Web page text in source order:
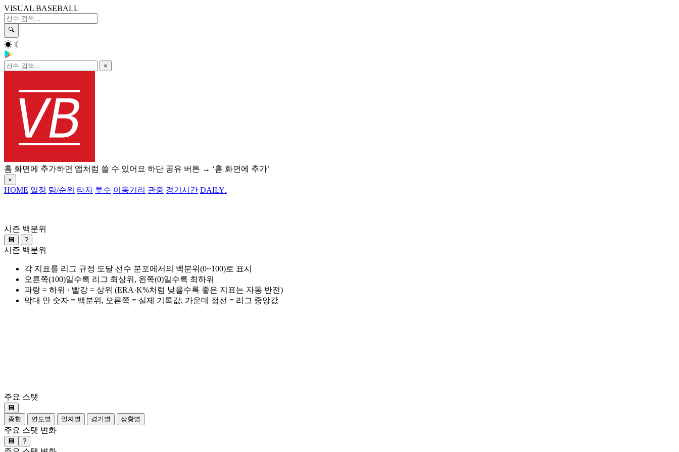
VISUAL BASEBALL
🔍
☀ ☾
×
홈 화면에 추가하면 앱처럼 쓸 수 있어요 하단 공유 버튼 → ‘홈 화면에 추가’
×
HOME 일정 팀/순위 타자 투수 이동거리 관중 경기시간 DAILY.
시즌 백분위
💾 ?
시즌 백분위
각 지표를 리그 규정 도달 선수 분포에서의 백분위(0~100)로 표시
오른쪽(100)일수록 리그 최상위, 왼쪽(0)일수록 최하위
파랑 = 하위 · 빨강 = 상위 (ERA·K%처럼 낮을수록 좋은 지표는 자동 반전)
막대 안 숫자 = 백분위, 오른쪽 = 실제 기록값, 가운데 점선 = 리그 중앙값
주요 스탯
💾
종합
연도별 일자별 경기별 상황별
주요 스탯 변화
💾 ?